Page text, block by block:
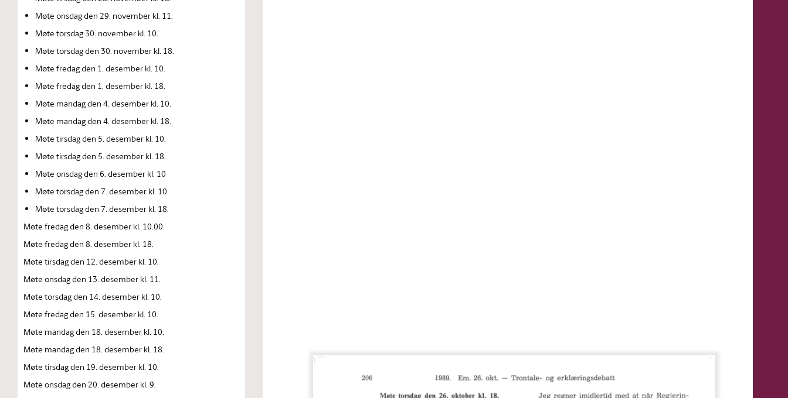
Møte onsdag den 29. november kl. 11.
Møte torsdag 30. november kl. 10.
Møte torsdag den 30. november kl. 18.
Møte fredag den 1. desember kl. 10.
Møte fredag den 1. desember kl. 18.
Møte mandag den 4. desember kl. 10.
Møte mandag den 4. desember kl. 18.
Møte tirsdag den 5. desember kl. 10.
Møte tirsdag den 5. desember kl. 18.
Møte onsdag den 6. desember kl. 10
Møte torsdag den 7. desember kl. 10.
Møte torsdag den 7. desember kl. 18.
Møte fredag den 8. desember kl. 10.00.
Møte fredag den 8. desember kl. 18.
Møte tirsdag den 12. desember kl. 10.
Møte onsdag den 13. desember kl. 11.
Møte torsdag den 14. desember kl. 10.
Møte fredag den 15. desember kl. 10.
Møte mandag den 18. desember kl. 10.
Møte mandag den 18. desember kl. 18.
Møte tirsdag den 19. desember kl. 10.
Møte onsdag den 20. desember kl. 9.